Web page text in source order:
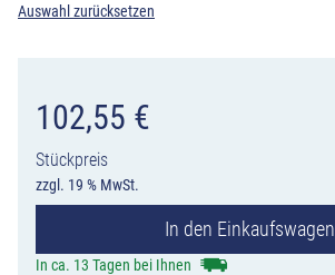
Auswahl zurücksetzen
102,55 €
Stückpreis
zzgl. 19 % MwSt.
In den Einkaufswagen
In ca. 13 Tagen bei Ihnen